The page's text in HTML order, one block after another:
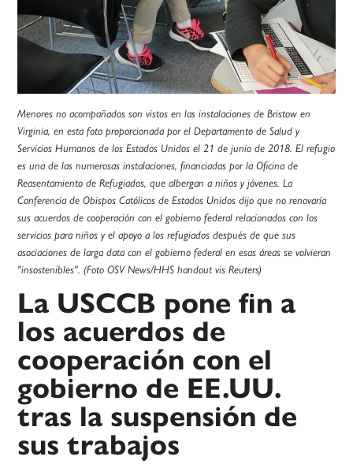
Menores no acompañados son vistos en las instalaciones de Bristow en
Virginia, en esta foto proporcionada por el Departamento de Salud y
Servicios Humanos de los Estados Unidos el 21 de junio de 2018. El refugio
es una de las numerosas instalaciones, financiadas por la Oficina de
Reasentamiento de Refugiados, que albergan a niños y jóvenes. La
Conferencia de Obispos Católicos de Estados Unidos dijo que no renovaría
sus acuerdos de cooperación con el gobierno federal relacionados con los
servicios para niños y el apoyo a los refugiados después de que sus
asociaciones de larga data con el gobierno federal en esas áreas se volvieran
"insostenibles". (Foto OSV News/HHS handout vis Reuters)
La USCCB pone fin a
los acuerdos de
cooperación con el
gobierno de EE.UU.
tras la suspensión de
sus trabajos